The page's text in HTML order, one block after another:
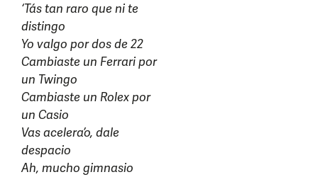
‘Tás tan raro que ni te
distingo
Yo valgo por dos de 22
Cambiaste un Ferrari por
un Twingo
Cambiaste un Rolex por
un Casio
Vas acelera’o, dale
despacio
Ah, mucho gimnasio